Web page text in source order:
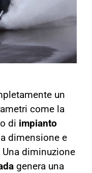
un
come la
di impianto
dimensione e
Una diminuzione
genera una